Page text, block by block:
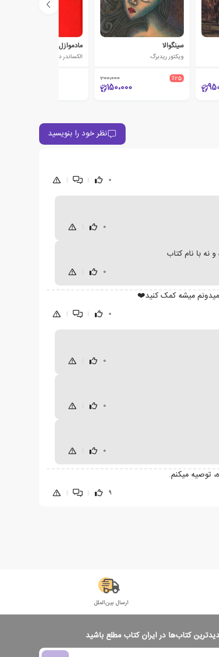
سینگوالا
ویکتور ریدبرگ
٪25 200،000
150،000
مادموازل اولمپ
الکساندر دوما
نظر خود را بنویسید
0
|
|
0
نه با نام کتاب
0
میشه کمک کنید❤️
0
|
|
0
0
0
توصیه میکنم.
9
|
|
ارسال بین‌الملل
کتاب‌ها در ایران کتاب مطلع باشید